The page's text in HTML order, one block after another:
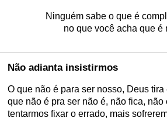
Ninguém sabe o que é
no que você acha que é
Não adianta insistirmos
O que não é para ser nosso, Deus
que não é pra ser não é, não fica,
tentarmos fixar o errado, mais